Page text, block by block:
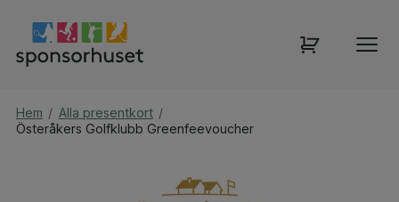
Hem / Alla presentkort /
Österåkers Golfklubb Greenfeevoucher